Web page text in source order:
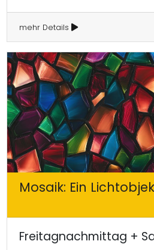
mehr Details
Mosaik: Ein
Freitagnachmittag +